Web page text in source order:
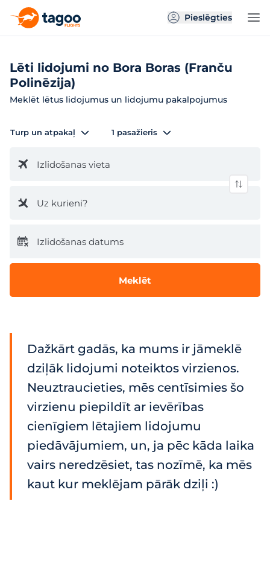
Pieslēgties
Lēti lidojumi no Bora Boras (Franču
Polinēzija)
Meklēt lētus lidojumus un lidojumu pakalpojumus
Turp un atpakaļ 1 pasažieris
Izlidošanas vieta
Uz kurieni?
Izlidošanas datums
Meklēt
Dažkārt gadās, ka mums ir jāmeklē
dziļāk lidojumi noteiktos virzienos.
Neuztraucieties, mēs centīsimies šo
virzienu piepildīt ar ievērības
cienīgiem lētajiem lidojumu
piedāvājumiem, un, ja pēc kāda laika
vairs neredzēsiet, tas nozīmē, ka mēs
kaut kur meklējam pārāk dziļi :)